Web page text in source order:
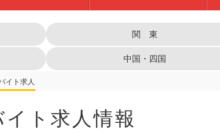
関 東
中国・四国
ト求人情報